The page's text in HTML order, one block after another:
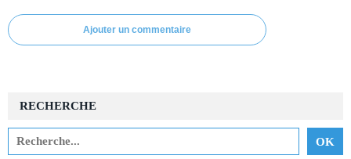
Ajouter un commentaire
RECHERCHE